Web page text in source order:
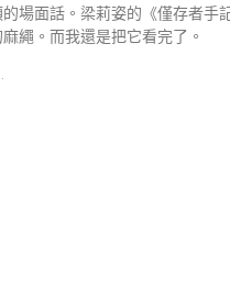
的場面話。梁莉姿的《僅存者手
繩。而我還是把它看完了。